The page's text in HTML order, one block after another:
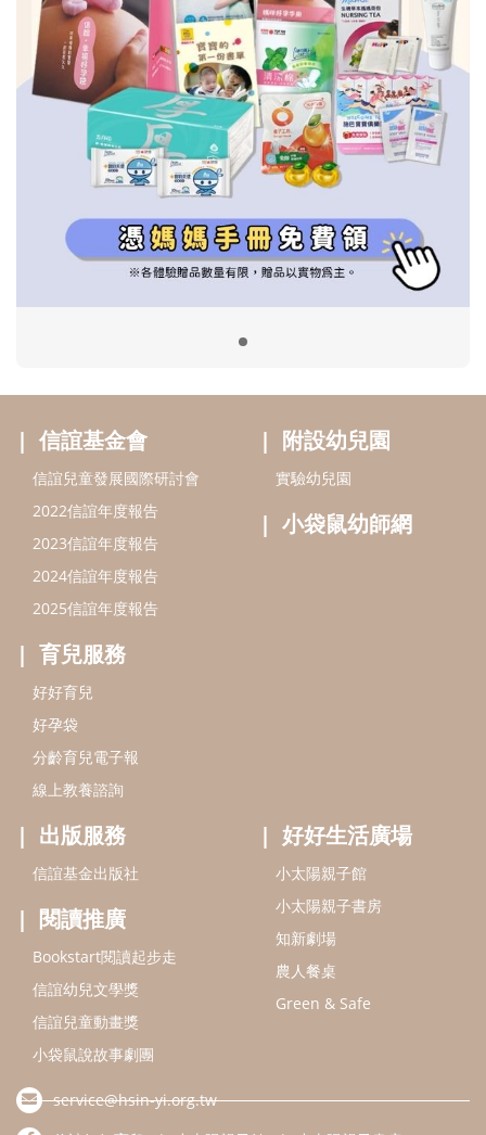
信誼基金會
2022信誼年度報告
2023信誼年度報告
2024信誼年度報告
好孕袋
分齡育兒電子報
線上教養諮詢
附設幼兒園
小袋鼠幼師網
出版服務
信誼基金出版社
閱讀推廣
Bookstart閱讀起步走
信誼幼兒文學獎
信誼兒童動畫獎
小袋鼠說故事劇團
service@hsin-yi.org.tw
信誼好好育兒
小太陽親子書房
(02)2396-5305轉2345 (週一～週五 9:00～18:00)
認識信誼 合作洽談 智慧財產權聲明
本網站建議使用IE9(含以上)或 Google Chrome 版本瀏覽器
信誼基金會/上誼文化實業股份有限公司 版權所有 ©